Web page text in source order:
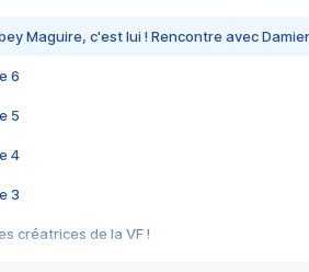
Maguire, c'est lui ! Rencontre avec
6
5
4
3
créatrices de la VF !